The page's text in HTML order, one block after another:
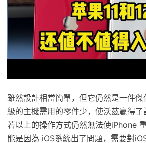
雖然設計相當簡單，但它仍然是一件
級的主機需用的零件少，使沃茲贏得了
若以上的操作方式仍然無法使iPhone
能是因為 iOS系統出了問題，需要對